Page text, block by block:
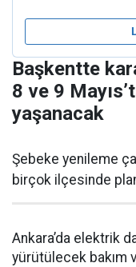
Başkentte
8 ve 9
yaşanacak
Şebeke yenileme
birçok ilçesinde
Ankara’da elektrik
yürütülecek bakım